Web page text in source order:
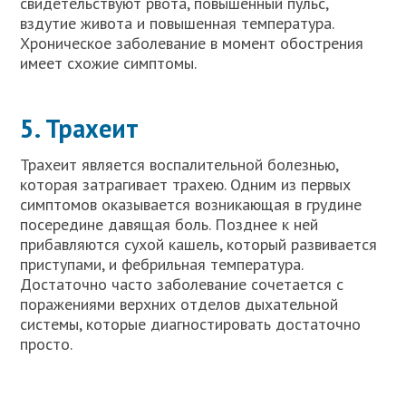
вздутие живота и повышенная температура.
Хроническое заболевание в момент обострения
имеет схожие симптомы.
5. Трахеит
Трахеит является воспалительной болезнью,
которая затрагивает трахею. Одним из первых
симптомов оказывается возникающая в грудине
посередине давящая боль. Позднее к ней
прибавляются сухой кашель, который развивается
приступами, и фебрильная температура.
Достаточно часто заболевание сочетается с
поражениями верхних отделов дыхательной
системы, которые диагностировать достаточно
просто.